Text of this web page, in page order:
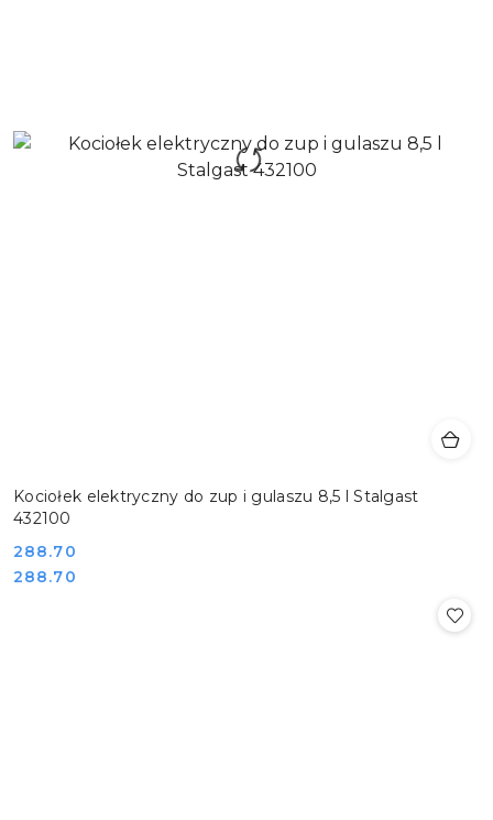
Kociołek elektryczny do zup i gulaszu 8,5 l Stalgast
432100
Cena:
288.70
Cena:
288.70